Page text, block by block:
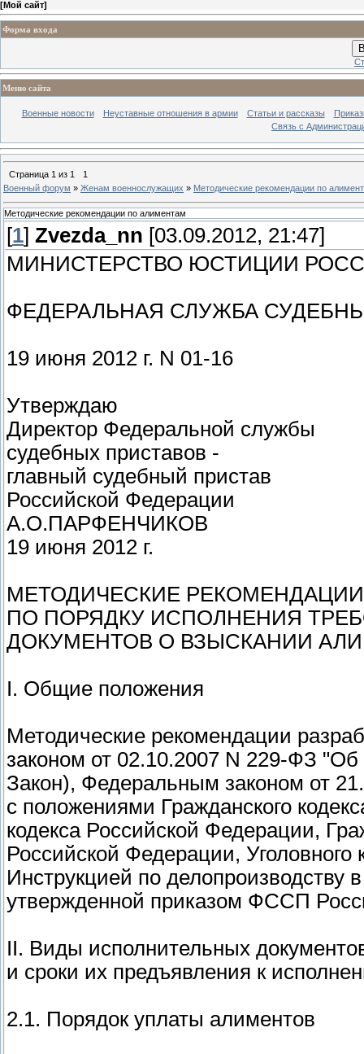
[Мой сайт]
Форма входа
Меню сайта
Военные новости Неуставные отношения в армии Статьи и рассказы
Связь с
Страница 1 из 1
1
Военный форум » Женам военнослужащих » Методические рекомендации по
Методические рекомендации по алиментам
[1] Zvezda_nn [03.09.2012, 21:47]
МИНИСТЕРСТВО ЮСТИЦИИ
ФЕДЕРАЛЬНАЯ СЛУЖБА
19 июня 2012 г. N 01-16
Утверждаю
Директор Федеральной службы
судебных приставов -
главный судебный пристав
Российской Федерации
А.О.ПАРФЕНЧИКОВ
19 июня 2012 г.
МЕТОДИЧЕСКИЕ РЕКОМЕНДАЦИИ
ПО ПОРЯДКУ ИСПОЛНЕНИЯ
ДОКУМЕНТОВ О ВЗЫСКАНИИ
I. Общие положения
Методические рекомендации
законом от 02.10.2007 N 229-ФЗ
Закон), Федеральным законом от
с положениями Гражданского
кодекса Российской Федерации,
Российской Федерации,
Инструкцией по делопроизводству
утвержденной приказом ФССП
II. Виды исполнительных
и сроки их предъявления к
2.1. Порядок уплаты алиментов